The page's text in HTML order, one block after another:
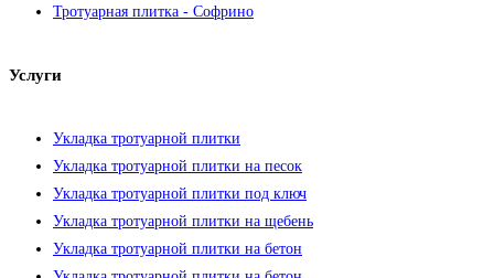
Тротуарная плитка - Софрино
Услуги
Укладка тротуарной плитки
Укладка тротуарной плитки на песок
Укладка тротуарной плитки под ключ
Укладка тротуарной плитки на щебень
Укладка тротуарной плитки на бетон